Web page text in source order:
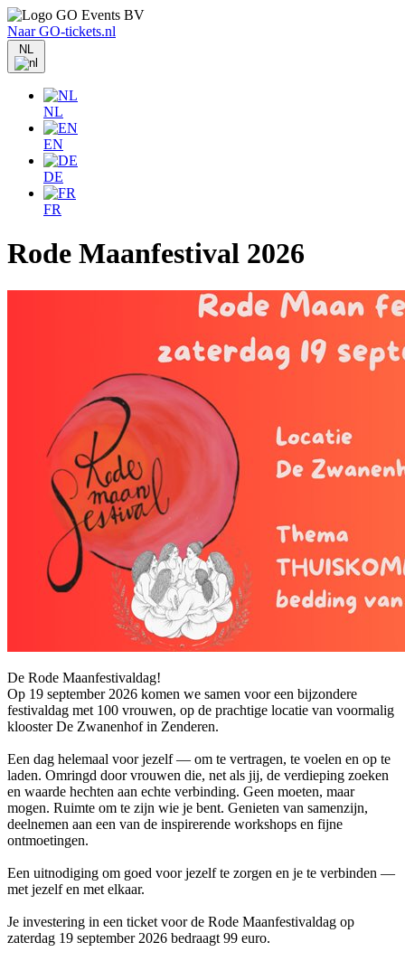
Naar GO-tickets.nl
NL
NL
EN
DE
FR
Rode Maanfestival 2026
De Rode Maanfestivaldag!
Op 19 september 2026 komen we samen voor een bijzondere
festivaldag met 100 vrouwen, op de prachtige locatie van voormalig
klooster De Zwanenhof in Zenderen.
Een dag helemaal voor jezelf — om te vertragen, te voelen en op te
laden. Omringd door vrouwen die, net als jij, de verdieping zoeken
en waarde hechten aan echte verbinding. Geen moeten, maar
mogen. Ruimte om te zijn wie je bent. Genieten van samenzijn,
deelnemen aan een van de inspirerende workshops en fijne
ontmoetingen.
Een uitnodiging om goed voor jezelf te zorgen en je te verbinden —
met jezelf en met elkaar.
Je investering in een ticket voor de Rode Maanfestivaldag op
zaterdag 19 september 2026 bedraagt 99 euro.